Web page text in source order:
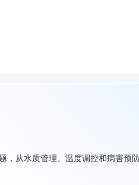
，从水质管理、温度调控和病害预